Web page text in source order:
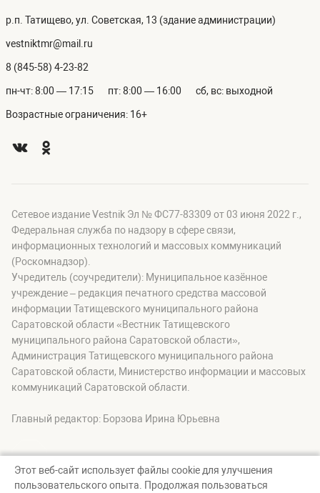
р.п. Татищево, ул. Советская, 13 (здание администрации)
vestniktmr@mail.ru
8 (845-58) 4-23-82
пн-чт: 8:00 — 17:15 пт: 8:00 — 16:00 сб, вс: выходной
Возрастные ограничения: 16+
Сетевое издание Vestnik Эл № ФС77-83309 от 03 июня 2022 г.,
Федеральная служба по надзору в сфере связи,
информационных технологий и массовых коммуникаций
(Роскомнадзор).
Учредитель (соучредители): Муниципальное казённое
учреждение – редакция печатного средства массовой
информации Татищевского муниципального района
Саратовской области «Вестник Татищевского
муниципального района Саратовской области»,
Администрация Татищевского муниципального района
Саратовской области, Министерство информации и массовых
коммуникаций Саратовской области.
Главный редактор: Борзова Ирина Юрьевна
Этот веб-сайт использует файлы cookie для улучшения
пользовательского опыта. Продолжая пользоваться